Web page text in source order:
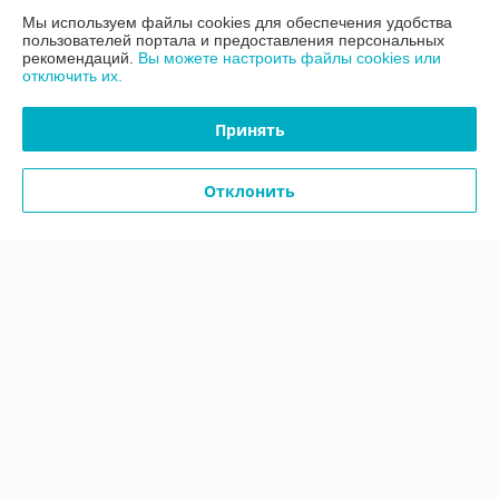
Контакты
Доставка и оплата
Мы используем файлы cookies для обеспечения удобства
пользователей портала и предоставления персональных
рекомендаций. Вы можете настроить файлы cookies или
отключить их.
Принять
Отклонить